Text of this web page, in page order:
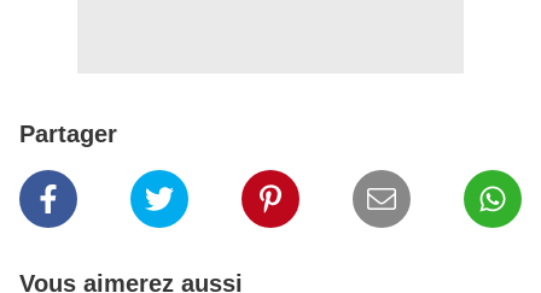
Partager
Vous aimerez aussi